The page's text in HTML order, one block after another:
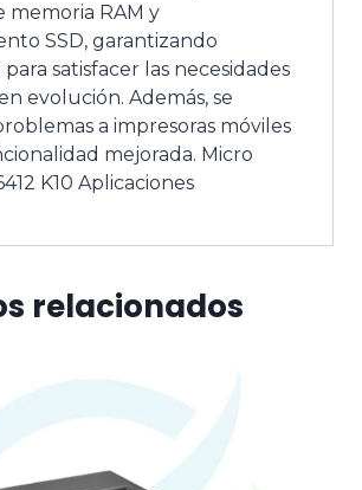
memoria RAM y
SSD, garantizando
satisfacer las necesidades
evolución. Además, se
a impresoras móviles
mejorada. Micro
K10 Aplicaciones
relacionados